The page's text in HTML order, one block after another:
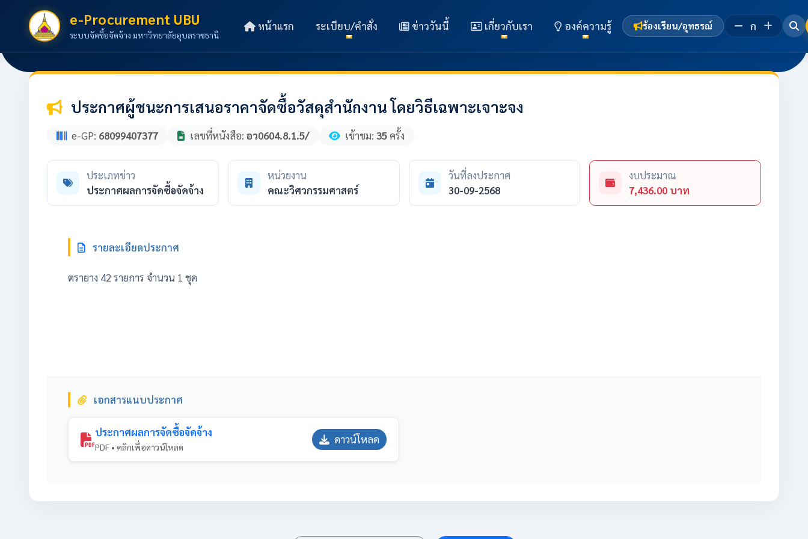
e-Procurement UBU
ระบบจัดซื้อจัดจ้าง มหาวิทยาลัยอุบลราชธานี
หน้าแรก ระเบียบ/คำสั่ง ข่าววันนี้ เกี่ยวกับเรา องค์ความรู้ ร้องเรียน/อุทธรณ์ ก
ประกาศผู้ชนะการเสนอราคาจัดซื้อวัสดุสำนักงาน โดยวิธีเฉพาะเจาะจง
e-GP: 68099407377 เลขที่หนังสือ: อว0604.8.1.5/ เข้าชม: 35ครั้ง
ประเภทข่าว
ประกาศผลการจัดซื้อจัดจ้าง
หน่วยงาน
คณะวิศวกรรมศาสตร์
วันที่ลงประกาศ
30-09-2568
งบประมาณ
7,436.00 บาท
รายละเอียดประกาศ
ตรายาง 42 รายการ จำนวน 1 ชุด
เอกสารแนบประกาศ
ประกาศผลการจัดซื้อจัดจ้าง
PDF • คลิกเพื่อดาวน์โหลด
ดาวน์โหลด